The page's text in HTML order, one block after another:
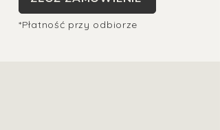
*Płatność przy odbiorze